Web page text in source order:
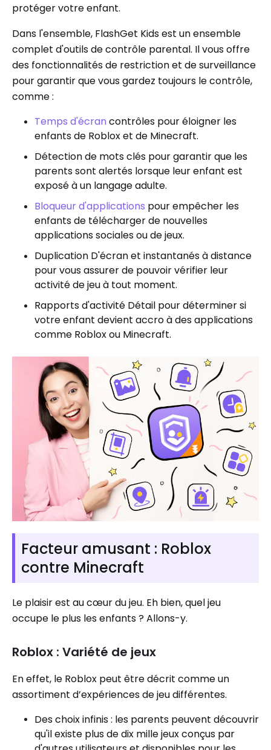
protéger votre enfant.
Dans l'ensemble, FlashGet Kids est un ensemble
complet d'outils de contrôle parental. Il vous offre
des fonctionnalités de restriction et de surveillance
pour garantir que vous gardez toujours le contrôle,
comme :
Temps d'écran contrôles pour éloigner les
enfants de Roblox et de Minecraft.
Détection de mots clés pour garantir que les
parents sont alertés lorsque leur enfant est
exposé à un langage adulte.
Bloqueur d'applications pour empêcher les
enfants de télécharger de nouvelles
applications sociales ou de jeux.
Duplication D'écran et instantanés à distance
pour vous assurer de pouvoir vérifier leur
activité de jeu à tout moment.
Rapports d'activité Détail pour déterminer si
votre enfant devient accro à des applications
comme Roblox ou Minecraft.
Facteur amusant : Roblox
contre Minecraft
Le plaisir est au cœur du jeu. Eh bien, quel jeu
occupe le plus les enfants ? Allons-y.
Roblox : Variété de jeux
En effet, le Roblox peut être décrit comme un
assortiment d’expériences de jeu différentes.
Des choix infinis : les parents peuvent découvrir
qu'il existe plus de dix mille jeux conçus par